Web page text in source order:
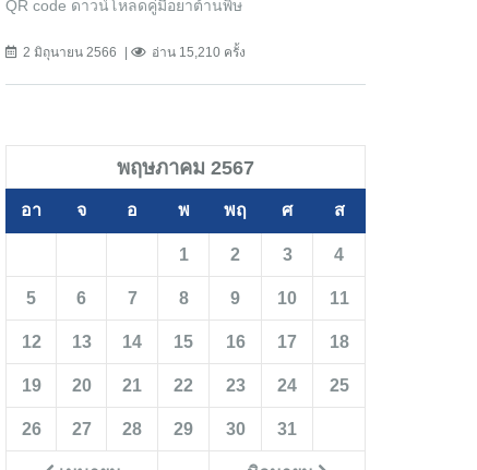
QR code ดาวน์โหลดคู่มือยาต้านพิษ
2 มิถุนายน 2566 อ่าน 15,210 ครั้ง
พฤษภาคม 2567
อา จ อ พ พฤ ศ ส
1 2 3 4
5 6 7 8 9 10 11
12 13 14 15 16 17 18
19 20 21 22 23 24 25
26 27 28 29 30 31